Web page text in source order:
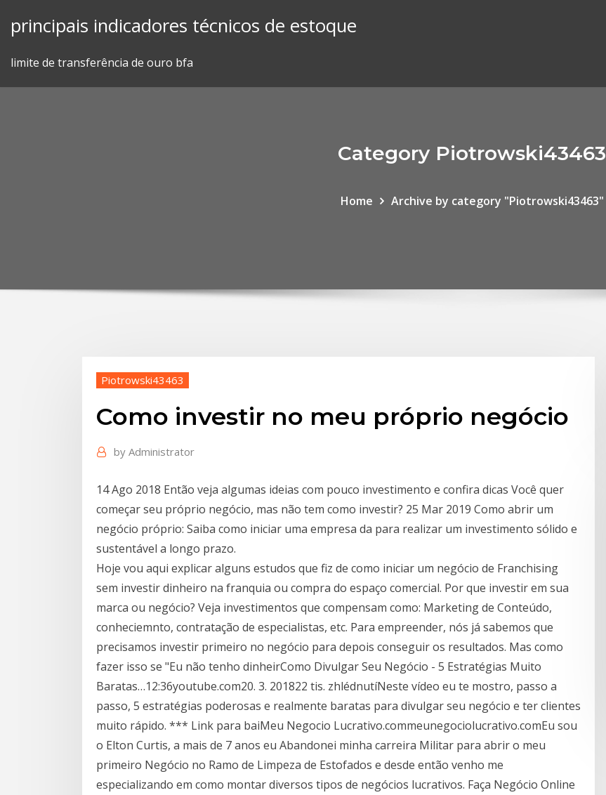
principais indicadores técnicos de estoque
limite de transferência de ouro bfa
Category Piotrowski43463
Home Archive by category "Piotrowski43463"
Piotrowski43463
Como investir no meu próprio negócio
by Administrator
14 Ago 2018 Então veja algumas ideias com pouco investimento e confira dicas Você quer
começar seu próprio negócio, mas não tem como investir? 25 Mar 2019 Como abrir um
negócio próprio: Saiba como iniciar uma empresa da para realizar um investimento sólido e
sustentável a longo prazo.
Hoje vou aqui explicar alguns estudos que fiz de como iniciar um negócio de Franchising
sem investir dinheiro na franquia ou compra do espaço comercial. Por que investir em sua
marca ou negócio? Veja investimentos que compensam como: Marketing de Conteúdo,
conheciemnto, contratação de especialistas, etc. Para empreender, nós já sabemos que
precisamos investir primeiro no negócio para depois conseguir os resultados. Mas como
fazer isso se "Eu não tenho dinheirComo Divulgar Seu Negócio - 5 Estratégias Muito
Baratas…12:36youtube.com20. 3. 201822 tis. zhlédnutíNeste vídeo eu te mostro, passo a
passo, 5 estratégias poderosas e realmente baratas para divulgar seu negócio e ter clientes
muito rápido. *** Link para baiMeu Negocio Lucrativo.commeunegociolucrativo.comEu sou
o Elton Curtis, a mais de 7 anos eu Abandonei minha carreira Militar para abrir o meu
primeiro Negócio no Ramo de Limpeza de Estofados e desde então venho me
especializando em como montar diversos tipos de negócios lucrativos. Faça Negócio Online